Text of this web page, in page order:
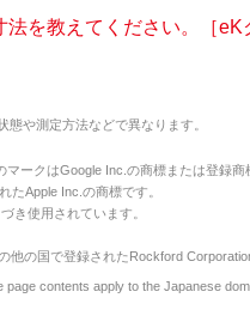
法を教えてください。［eK
や測定方法などで異なります。
ークはGoogle Inc.の商標または登録商
たApple Inc.の商標です。
き使用されています。
の国で登録されたRockford
contents apply to the Japanese